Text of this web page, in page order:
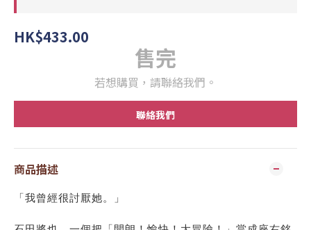
HK$433.00
售完
若想購買，請聯絡我們。
聯絡我們
商品描述
「我曾經很討厭她。」